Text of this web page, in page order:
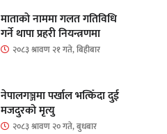
माताकाे नाममा गलत गतिविधि
गर्ने थापा प्रहरी नियन्त्रणमा
२०८३ श्रावण २१ गते, बिहीबार
नेपालगञ्जमा पर्खाल भत्किँदा दुई
मजदुरको मृत्यु
२०८३ श्रावण २० गते, बुधबार